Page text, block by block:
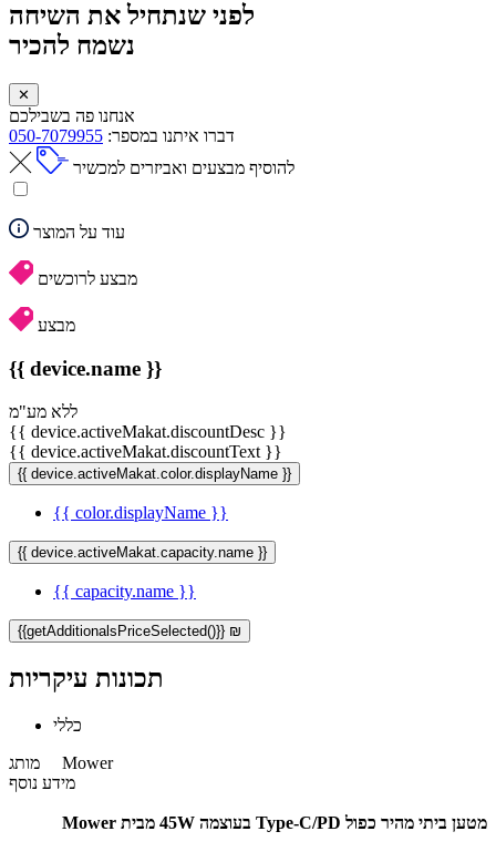
לפני שנתחיל את השיחה
נשמח להכיר
✕
אנחנו פה בשבילכם
דברו איתנו במספר: 050-7079955
להוסיף מבצעים ואביזרים למכשיר
עוד על המוצר
מבצע לרוכשים
מבצע
{{ device.name }}
ללא מע"מ
{{ device.activeMakat.discountDesc }}
{{ device.activeMakat.discountText }}
{{ device.activeMakat.color.displayName }}
{{ color.displayName }}
{{ device.activeMakat.capacity.name }}
{{ capacity.name }}
{{getAdditionalsPriceSelected()}} ₪
תכונות עיקריות
כללי
מותג Mower
מידע נוסף
מטען ביתי מהיר כפול Type-C/PD בעוצמה 45W מבית Mower